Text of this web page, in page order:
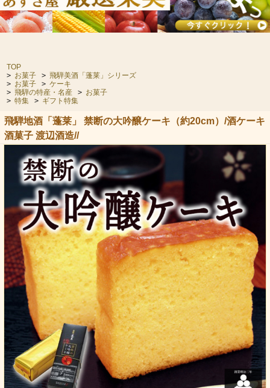
TOP
> お菓子 > 飛騨美酒「蓬莱」シリーズ
> お菓子 > ケーキ
> 飛騨の特産・名産 > お菓子
> 特集 > ギフト特集
飛騨地酒「蓬莱」 禁断の大吟醸ケーキ（約20cm）/酒ケーキ
酒菓子 渡辺酒造//